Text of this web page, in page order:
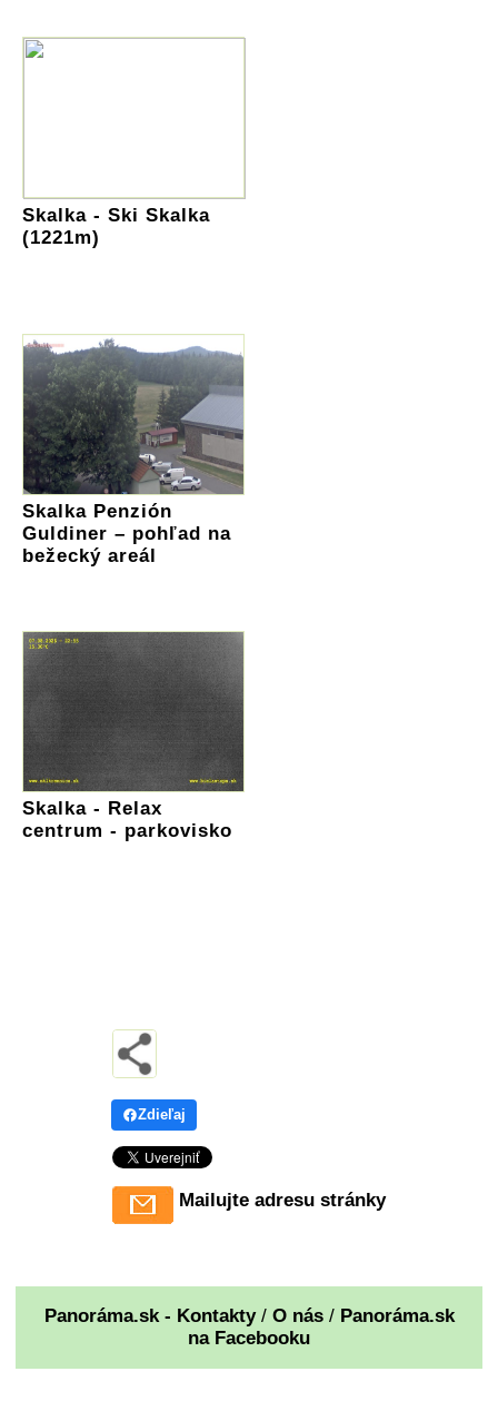
Skalka - Ski Skalka
(1221m)
Skalka Penzión
Guldiner – pohľad na
bežecký areál
Skalka - Relax
centrum - parkovisko
Zdieľaj
Mailujte adresu stránky
Panoráma.sk - Kontakty/ O nás/ Panoráma.sk
na Facebooku